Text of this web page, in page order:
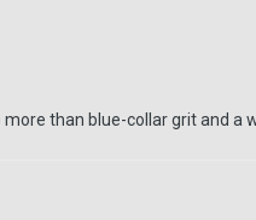
than blue-collar grit and a